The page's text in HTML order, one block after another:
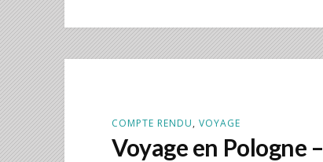
COMPTE RENDU, VOYAGE
Voyage en Pologne